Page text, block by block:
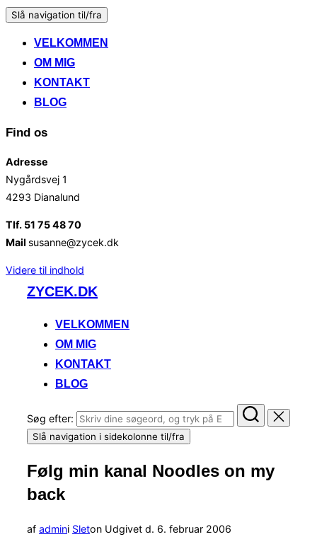
Slå navigation til/fra
VELKOMMEN
OM MIG
KONTAKT
BLOG
Find os
Adresse
Nygårdsvej 1
4293 Dianalund
Tlf. 51 75 48 70
Mail susanne@zycek.dk
Videre til indhold
ZYCEK.DK
VELKOMMEN
OM MIG
KONTAKT
BLOG
Søg efter:
Slå navigation i sidekolonne til/fra
Følg min kanal Noodles on my
back
af admini Sleton Udgivet d. 6. februar 2006